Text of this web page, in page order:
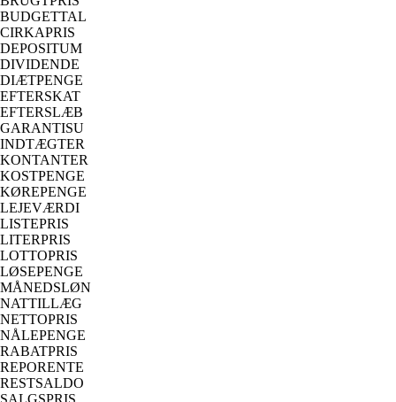
BUDGETTAL
CIRKAPRIS
DEPOSITUM
DIVIDENDE
DIÆTPENGE
EFTERSKAT
EFTERSLÆB
GARANTISU
INDTÆGTER
KONTANTER
KOSTPENGE
KØREPENGE
LEJEVÆRDI
LISTEPRIS
LITERPRIS
LOTTOPRIS
LØSEPENGE
MÅNEDSLØN
NATTILLÆG
NETTOPRIS
NÅLEPENGE
RABATPRIS
REPORENTE
RESTSALDO
SALGSPRIS